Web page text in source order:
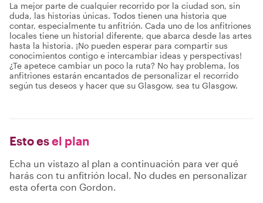
La mejor parte de cualquier recorrido por la ciudad son, sin
duda, las historias únicas. Todos tienen una historia que
contar, especialmente tu anfitrión. Cada uno de los anfitriones
locales tiene un historial diferente, que abarca desde las artes
hasta la historia. ¡No pueden esperar para compartir sus
conocimientos contigo e intercambiar ideas y perspectivas!
¿Te apetece cambiar un poco la ruta? No hay problema, los
anfitriones estarán encantados de personalizar el recorrido
según tus deseos y hacer que su Glasgow, sea tu Glasgow.
Esto esel plan
Echa un vistazo al plan a continuación para ver qué
harás con tu anfitrión local. No dudes en personalizar
esta oferta con Gordon.